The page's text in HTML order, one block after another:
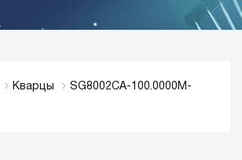
Кварцы
SG8002CA-100.0000M-